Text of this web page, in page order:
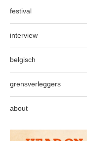
festival
interview
belgisch
grensverleggers
about